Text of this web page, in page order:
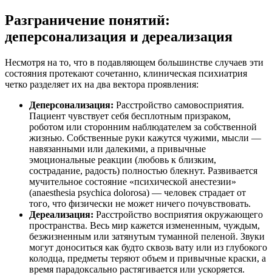
Разграничение понятий:
деперсонализация и дереализация
Несмотря на то, что в подавляющем большинстве случаев эти
состояния протекают сочетанно, клиническая психиатрия
четко разделяет их на два вектора проявления:
Деперсонализация: Расстройство самовосприятия.
Пациент чувствует себя бесплотным призраком,
роботом или сторонним наблюдателем за собственной
жизнью. Собственные руки кажутся чужими, мысли —
навязанными или далекими, а привычные
эмоциональные реакции (любовь к близким,
сострадание, радость) полностью блекнут. Развивается
мучительное состояние «психической анестезии»
(anaesthesia psychica dolorosa) — человек страдает от
того, что физически не может ничего почувствовать.
Дереализация: Расстройство восприятия окружающего
пространства. Весь мир кажется измененным, чуждым,
безжизненным или затянутым туманной пеленой. Звуки
могут доноситься как будто сквозь вату или из глубокого
колодца, предметы теряют объем и привычные краски, а
время парадоксально растягивается или ускоряется.